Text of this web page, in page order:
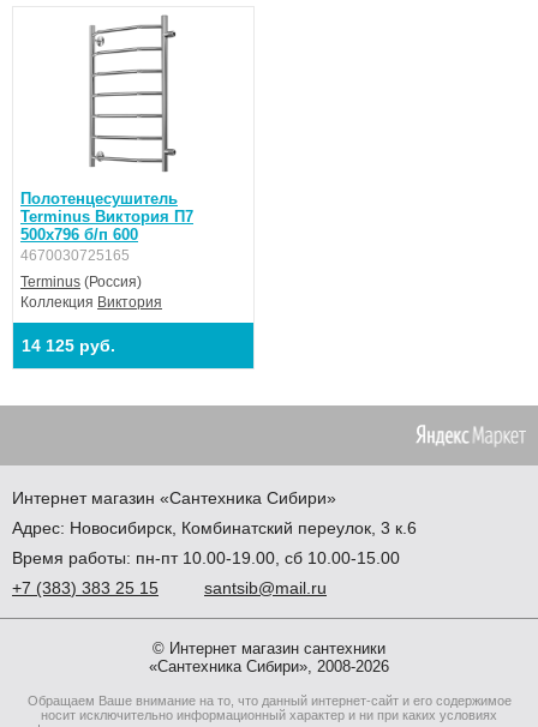
Полотенцесушитель
Terminus Виктория П7
500х796 б/п 600
4670030725165
Terminus (Россия)
Коллекция Виктория
14 125 руб.
Интернет магазин «Сантехника Сибири»
Адрес: Новосибирск Комбинатский переулок, 3 к.6
Время работы: пн-пт 10.00-19.00, сб 10.00-15.00
+7 (383) 383 25 15 santsib@mail.ru
© Интернет магазин сантехники
«Сантехника Сибири», 2008-2026
Обращаем Ваше внимание на то, что данный интернет-сайт и его содержимое
носит исключительно информационный характер и ни при каких условиях